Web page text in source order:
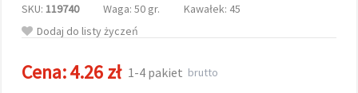
używanie
wszystkich
plików
klikając
"Akceptuj
SKU: 119740 Waga: 50 gr.
Kawałek: 45
Dodaj do listy życzeń
Cena:4.26 zł 1-4 pakiet brutto